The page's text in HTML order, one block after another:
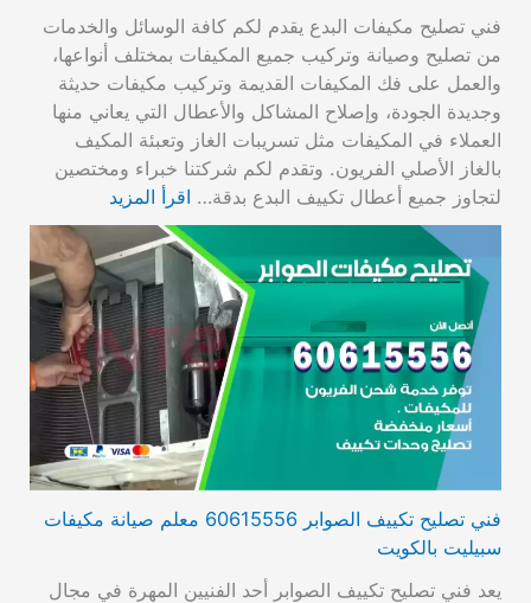
فني تصليح مكيفات البدع يقدم لكم كافة الوسائل والخدمات
من تصليح وصيانة وتركيب جميع المكيفات بمختلف أنواعها،
والعمل على فك المكيفات القديمة وتركيب مكيفات حديثة
وجديدة الجودة، وإصلاح المشاكل والأعطال التي يعاني منها
العملاء في المكيفات مثل تسريبات الغاز وتعبئة المكيف
بالغاز الأصلي الفريون. وتقدم لكم شركتنا خبراء ومختصين
لتجاوز جميع أعطال تكييف البدع بدقة… اقرأ المزيد
فني تصليح تكييف الصوابر 60615556 معلم صيانة مكيفات
سبيليت بالكويت
يعد فني تصليح تكييف الصوابر أحد الفنيين المهرة في مجال